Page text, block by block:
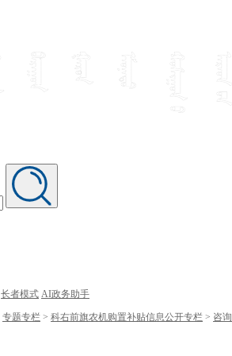
长者模式 AI政务助手
专题专栏 > 科右前旗农机购置补贴信息公开专栏 > 咨